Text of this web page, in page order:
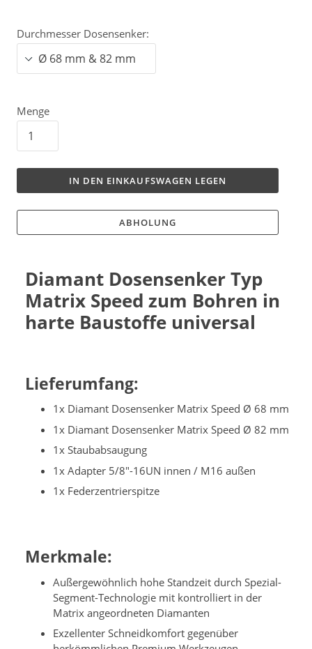
Durchmesser Dosensenker:
Menge
IN DEN EINKAUFSWAGEN LEGEN
ABHOLUNG
Diamant Dosensenker Typ
Matrix Speed zum Bohren in
harte Baustoffe universal
Lieferumfang:
1x Diamant Dosensenker Matrix Speed Ø 68 mm
1x Diamant Dosensenker Matrix Speed Ø 82 mm
1x Staubabsaugung
1x Adapter 5/8"-16UN innen / M16 außen
1x Federzentrierspitze
Merkmale:
Außergewöhnlich hohe Standzeit durch Spezial-
Segment-Technologie mit kontrolliert in der
Matrix angeordneten Diamanten
Exzellenter Schneidkomfort gegenüber